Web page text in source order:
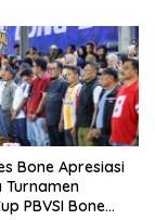
Bone Apresiasi
Turnamen
PBVSI Bone